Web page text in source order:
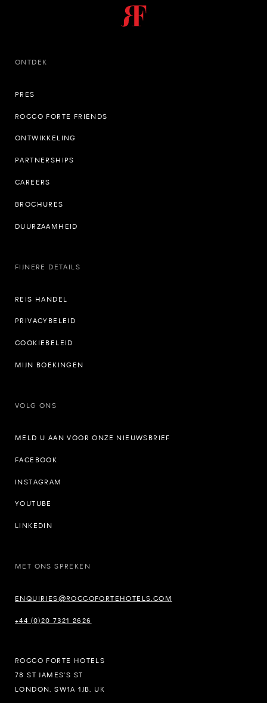
ONTDEK
PRES
ROCCO FORTE FRIENDS
ONTWIKKELING
PARTNERSHIPS
CAREERS
BROCHURES
DUURZAAMHEID
FIJNERE DETAILS
REIS HANDEL
PRIVACYBELEID
COOKIEBELEID
MIJN BOEKINGEN
VOLG ONS
MELD U AAN VOOR ONZE NIEUWSBRIEF
FACEBOOK
INSTAGRAM
YOUTUBE
LINKEDIN
MET ONS SPREKEN
ENQUIRIES@ROCCOFORTEHOTELS.COM
+44 (0)20 7321 2626
ROCCO FORTE HOTELS
78 ST JAMES’S ST
LONDON, SW1A 1JB, UK